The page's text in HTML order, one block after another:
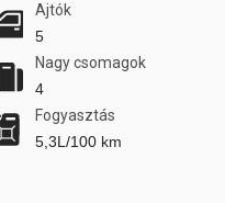
Ajtók
5
Nagy csomagok
4
Fogyasztás
5,3L/100 km